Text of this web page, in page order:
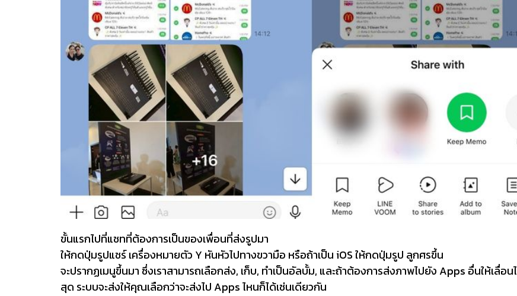
ขั้นแรกไปที่แชทที่ต้องการเป็นของเพื่อนที่ส่งรูปมา
ให้กดปุ่มรูปแชร์ เครื่องหมายตัว Y หันหัวไปทางขวามือ หรือถ้าเป็น iOS ให้กดปุ่มรูป ลูกศรขึ้น
จะปรากฏเมนูขึ้นมา ซึ่งเราสามารถเลือกส่ง, เก็บ, ทำเป็นอัลบั้ม, และถ้าต้องการส่งภาพไปยัง Apps อื่นให้เลื่อน
สุด ระบบจะส่งให้คุณเลือกว่าจะส่งไป Apps ไหนก็ได้เช่นเดียวกัน